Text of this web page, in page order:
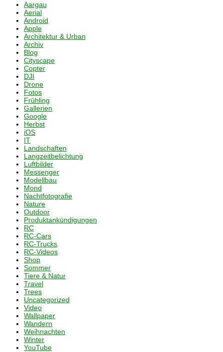
Aargau
Aerial
Android
Apple
Architektur & Urban
Archiv
Blog
Cityscape
Copter
DJI
Drone
Fotos
Frühling
Gallerien
Google
Herbst
iOS
IT
Landschaften
Langzeitbelichtung
Luftbilder
Messenger
Modellbau
Mond
Nachtfotografie
Nature
Outdoor
Produktankündigungen
RC
RC-Cars
RC-Trucks
RC-Videos
Shop
Sommer
Tiere & Natur
Travel
Trees
Uncategorized
Video
Wallpaper
Wandern
Weihnachten
Winter
YouTube